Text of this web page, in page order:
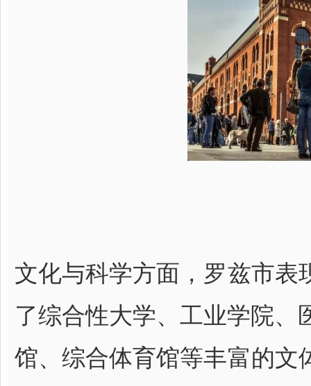
文化与科学方面，罗兹市表
了综合性大学、工业学院、
馆、综合体育馆等丰富的文